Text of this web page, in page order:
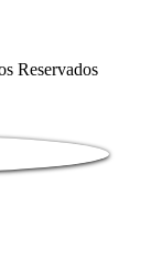
Reservados